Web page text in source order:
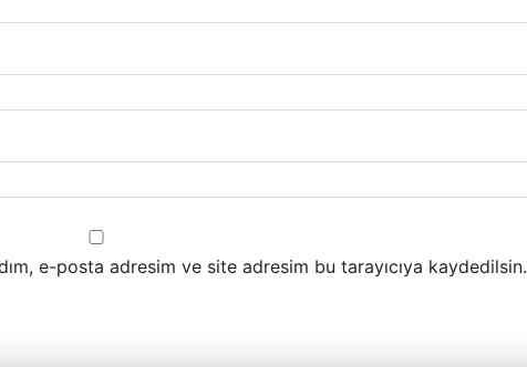
e-posta adresim ve site adresim bu tarayıcıya kaydedilsin.